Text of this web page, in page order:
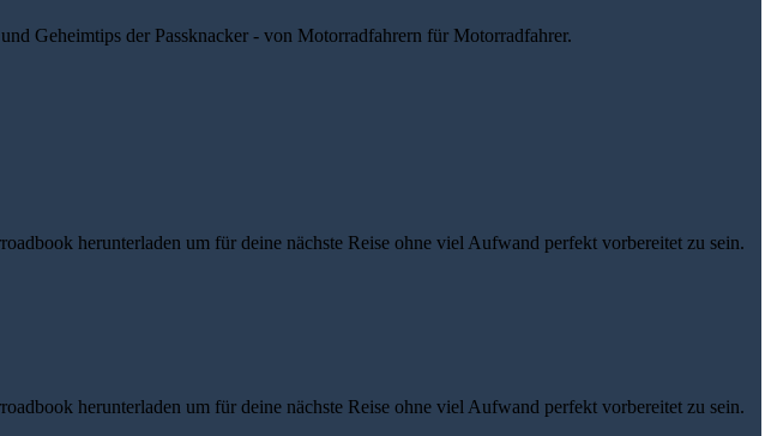
Geheimtips der Passknacker - von Motorradfahrern für Motorradfahrer.
herunterladen um für deine nächste Reise ohne viel Aufwand perfekt vorbereitet zu sein.
herunterladen um für deine nächste Reise ohne viel Aufwand perfekt vorbereitet zu sein.